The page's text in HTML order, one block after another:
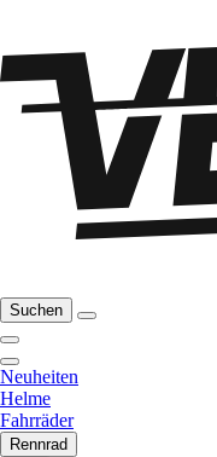
Suchen
Neuheiten
Helme
Fahrräder
Rennrad